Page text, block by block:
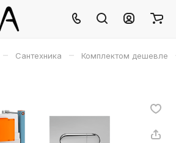
– Сантехника – Комплектом дешевле